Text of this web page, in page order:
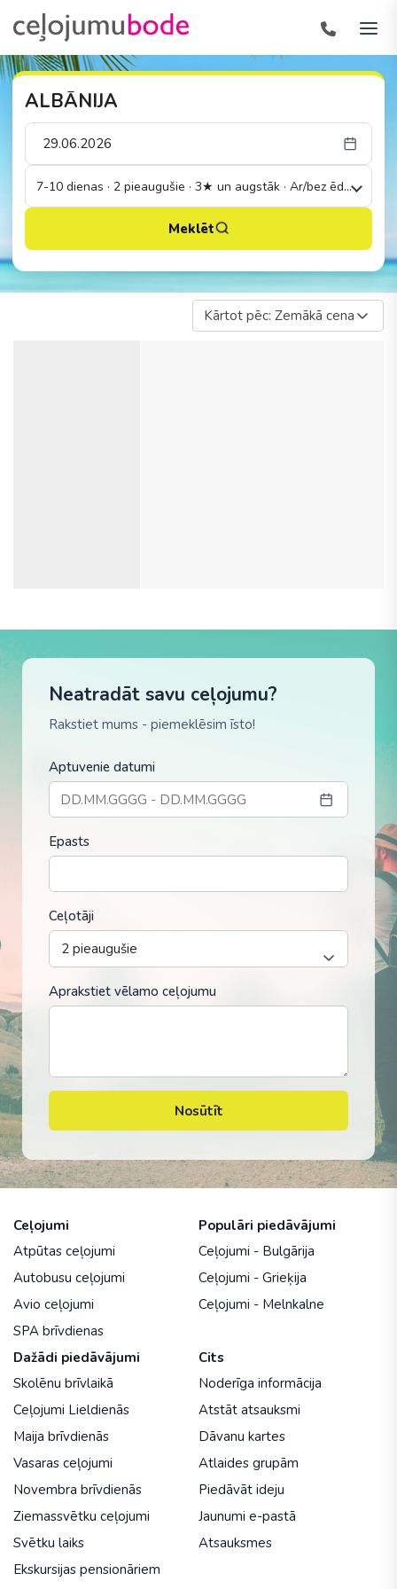
ALBĀNIJA
7-10 dienas · 2 pieaugušie · 3★ un augstāk · Ar/bez ēdināšanas
Meklēt
Kārtot pēc: Zemākā cena
Neatradāt savu ceļojumu?
Rakstiet mums - piemeklēsim īsto!
Aptuvenie datumi
Epasts
Ceļotāji
Aprakstiet vēlamo ceļojumu
Nosūtīt
Ceļojumi
Atpūtas ceļojumi
Autobusu ceļojumi
Avio ceļojumi
SPA brīvdienas
Populāri piedāvājumi
Ceļojumi - Bulgārija
Ceļojumi - Grieķija
Ceļojumi - Melnkalne
Dažādi piedāvājumi
Skolēnu brīvlaikā
Ceļojumi Lieldienās
Maija brīvdienās
Vasaras ceļojumi
Novembra brīvdienās
Ziemassvētku ceļojumi
Svētku laiks
Ekskursijas pensionāriem
Cits
Noderīga informācija
Atstāt atsauksmi
Dāvanu kartes
Atlaides grupām
Piedāvāt ideju
Jaunumi e-pastā
Atsauksmes